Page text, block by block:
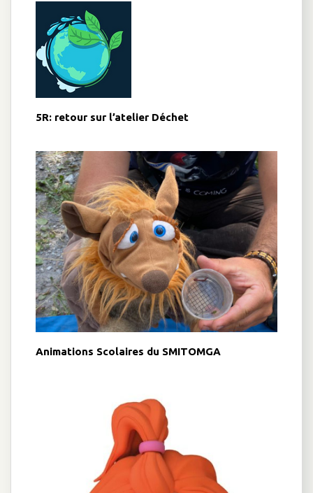
5R: retour sur l’atelier Déchet
Animations Scolaires du SMITOMGA